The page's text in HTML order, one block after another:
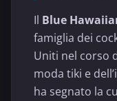
Il Blue
famiglia dei
Uniti nel corso
moda tiki e
ha segnato la